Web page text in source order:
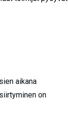
aikana
on